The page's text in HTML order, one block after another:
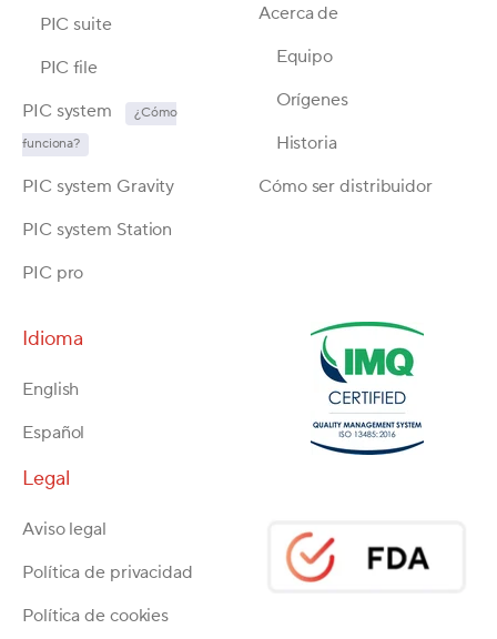
PIC suite
PIC file
PIC system
¿Cómo
funciona?
PIC system Gravity
PIC system Station
PIC pro
Acerca de
Equipo
Orígenes
Historia
Cómo ser distribuidor
Idioma
English
Español
Legal
Aviso legal
Política de privacidad
Política de cookies